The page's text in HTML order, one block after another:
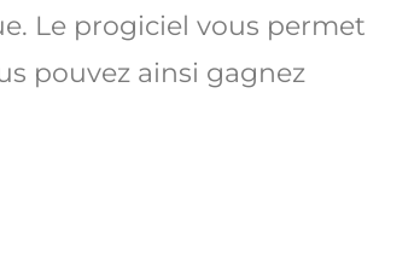
Le progiciel vous permet
pouvez ainsi gagnez